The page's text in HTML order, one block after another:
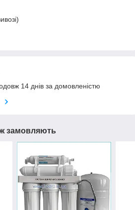
14 днів за домовленістю
замовляють